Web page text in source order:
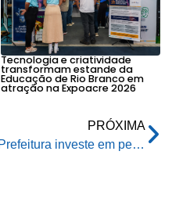
Tecnologia e criatividade
transformam estande da
Educação de Rio Branco em
atração na Expoacre 2026
PRÓXIMA
Prefeitura investe em pesquisa para garantir o sucesso da perfuração dos poços de captação de água